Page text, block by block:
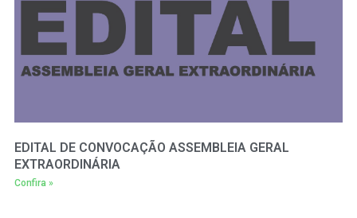
EDITAL DE CONVOCAÇÃO ASSEMBLEIA GERAL
EXTRAORDINÁRIA
Confira »